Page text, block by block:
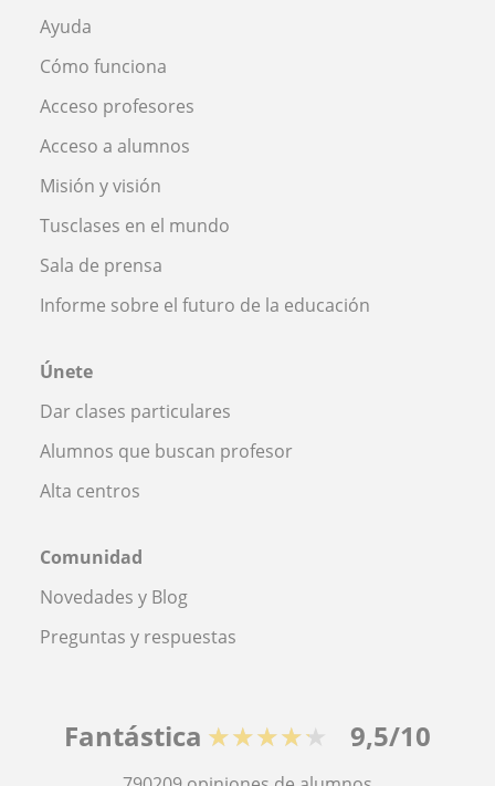
Ayuda
Cómo funciona
Acceso profesores
Acceso a alumnos
Misión y visión
Tusclases en el mundo
Sala de prensa
Informe sobre el futuro de la educación
Únete
Dar clases particulares
Alumnos que buscan profesor
Alta centros
Comunidad
Novedades y Blog
Preguntas y respuestas
Fantástica ★★★★★ 9,5/10